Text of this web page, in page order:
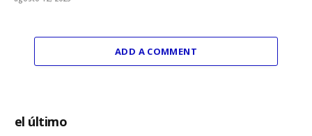
ADD A COMMENT
el último